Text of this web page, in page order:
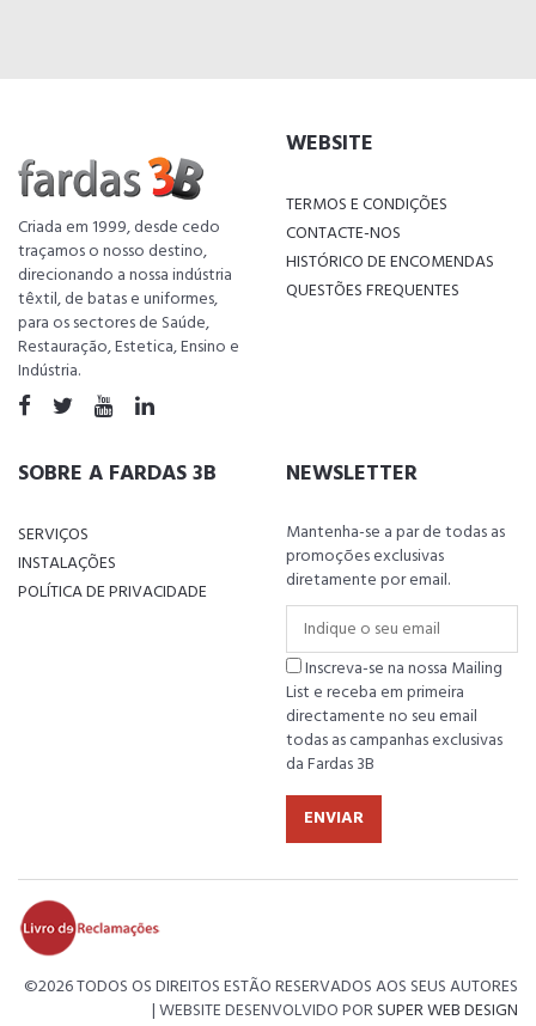
Criada em 1999, desde cedo
traçamos o nosso destino,
direcionando a nossa indústria
têxtil, de batas e uniformes,
para os sectores de Saúde,
Restauração, Estetica, Ensino e
Indústria.
WEBSITE
TERMOS E CONDIÇÕES
CONTACTE-NOS
HISTÓRICO DE ENCOMENDAS
QUESTÕES FREQUENTES
SOBRE A FARDAS 3B
SERVIÇOS
INSTALAÇÕES
POLÍTICA DE PRIVACIDADE
NEWSLETTER
Mantenha-se a par de todas as
promoções exclusivas
diretamente por email.
Inscreva-se na nossa Mailing
List e receba em primeira
directamente no seu email
todas as campanhas exclusivas
da Fardas 3B
ENVIAR
©2026 TODOS OS DIREITOS ESTÃO RESERVADOS AOS SEUS AUTORES
| WEBSITE DESENVOLVIDO PORSUPER WEB DESIGN